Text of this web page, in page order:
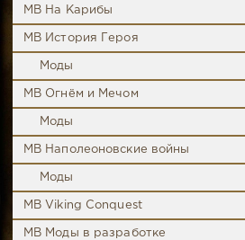
MB На Карибы
MB История Героя
Моды
MB Огнём и Мечом
Моды
MB Наполеоновские войны
Моды
MB Viking Conquest
MB Моды в разработке